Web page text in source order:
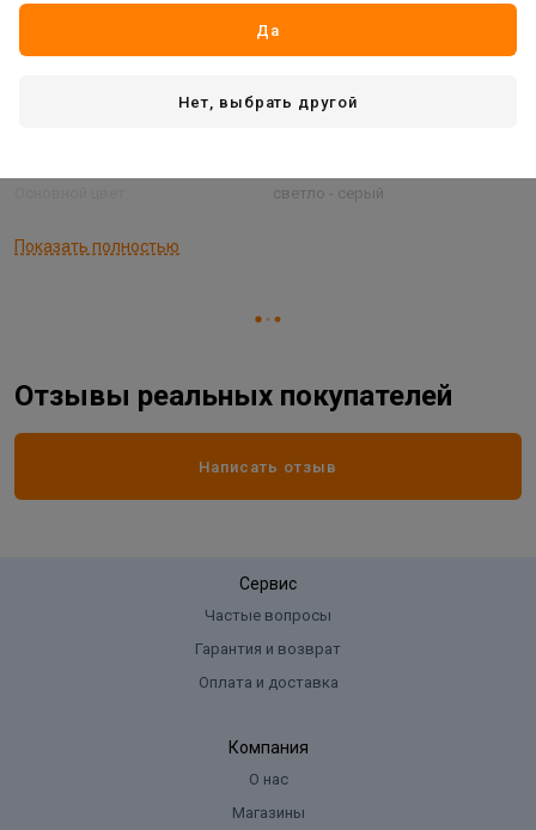
Нет
Шелтер
светло - серый
Показать полностью
Отзывы реальных покупателей
Написать отзыв
Сервис
Частые вопросы
Гарантия и возврат
Оплата и доставка
Компания
О нас
Магазины
Да
Нет, выбрать другой